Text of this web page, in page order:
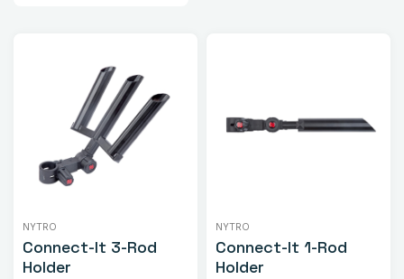
NYTRO
Connect-It 3-Rod
Holder
NYTRO
Connect-It 1-Rod
Holder